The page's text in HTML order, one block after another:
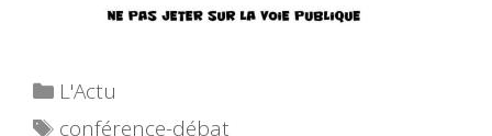
Catégories
L'Actu
Étiquettes
conférence-débat